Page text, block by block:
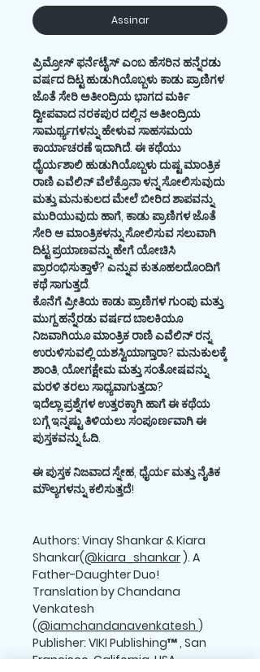
Assinar
ಪ್ರಿಮ್ರೋಸ್ ಫರ್ನೆಟೈಸ್ ಎಂಬ ಹೆಸರಿನ ಹನ್ನೆರಡು
ವರ್ಷದ ದಿಟ್ಟ ಹುಡುಗಿಯೊಬ್ಬಳು ಕಾಡು ಪ್ರಾಣಿಗಳ‌
ಜೊತೆ ಸೇರಿ ಅತೀಂದ್ರಿಯ ಭಾಗದ ಮರ್ಕಿ
ದ್ವೀಪವಾದ ನರಕಪುರ ದಲ್ಲಿನ ಅತೀಂದ್ರಿಯ
ಸಾಮರ್ಥ್ಯಗಳನ್ನು ಹೇಳುವ ಸಾಹಸಮಯ
ಕಾರ್ಯಾಚರಣೆ ಇದಾಗಿದೆ‌. ಈ ಕಥೆಯು
ಧೈರ್ಯಶಾಲಿ ಹುಡುಗಿಯೊಬ್ಬಳು ದುಷ್ಟ ಮಾಂತ್ರಿಕ
ರಾಣಿ ಎವೆಲಿನ್ ವೆಲೆಕ್ರೊನಾ ಳನ್ನ ಸೋಲಿಸುವುದು
ಮತ್ತು ಮನುಕುಲದ ಮೇಲೆ ಬೀರಿದ ಶಾಪವನ್ನು
ಮುರಿಯುವುದು ಹಾಗೆ, ಕಾಡು ಪ್ರಾಣಿಗಳ ಜೊತೆ
ಸೇರಿ ಆ ಮಾಂತ್ರಿಕಳನ್ನು ಸೋಲಿಸುವ ಸಲುವಾಗಿ
ದಿಟ್ಟ ಪ್ರಯಾಣವನ್ನು ಹೇಗೆ ಯೋಚಿಸಿ
ಪ್ರಾರಂಭಿಸುತ್ತಾಳೆ? ಎನ್ನುವ ಕುತೂಹಲದೊಂದಿಗೆ
ಕಥೆ ಸಾಗುತ್ತದೆ.
ಕೊನೆಗೆ ಪ್ರೀತಿಯ ಕಾಡು ಪ್ರಾಣಿಗಳ ಗುಂಪು ಮತ್ತು
ಮುಗ್ದ ಹನ್ನೆರಡು ವರ್ಷದ ಬಾಲಕಿಯೂ
ನಿಜವಾಗಿಯೂ ಮಾಂತ್ರಿಕ ರಾಣಿ ಎವೆಲಿನ್ ರನ್ನ
ಉರುಳಿಸುವಲ್ಲಿ ಯಶಸ್ವಿಯಾಗ್ತಾರಾ? ಮನುಕುಲಕ್ಕೆ
ಶಾಂತಿ, ಯೋಗಕ್ಷೇಮ ಮತ್ತು ಸಂತೋಷವನ್ನು
ಮರಳಿ ತರಲು ಸಾಧ್ಯವಾಗುತ್ತದಾ?
ಇದೆಲ್ಲಾ ಪ್ರಶ್ನೆಗಳ ಉತ್ತರಕ್ಕಾಗಿ ಹಾಗೆ ಈ ಕಥೆಯ
ಬಗ್ಗೆ ಇನ್ನಷ್ಟು ತಿಳಿಯಲು ಸಂಪೂರ್ಣವಾಗಿ ಈ
ಪುಸ್ತಕವನ್ನು ಓದಿ.
ಈ ಪುಸ್ತಕ ನಿಜವಾದ ಸ್ನೇಹ, ಧೈರ್ಯ ಮತ್ತು ನೈತಿಕ
ಮೌಲ್ಯಗಳನ್ನು ಕಲಿಸುತ್ತದೆ!
Authors: Vinay Shankar & Kiara
Shankar(@kiara_shankar ). A
Father-Daughter Duo!
Translation by Chandana
Venkatesh
(@iamchandanavenkatesh )
Publisher: VIKI Publishing™ , San
Francisco, California, USA.